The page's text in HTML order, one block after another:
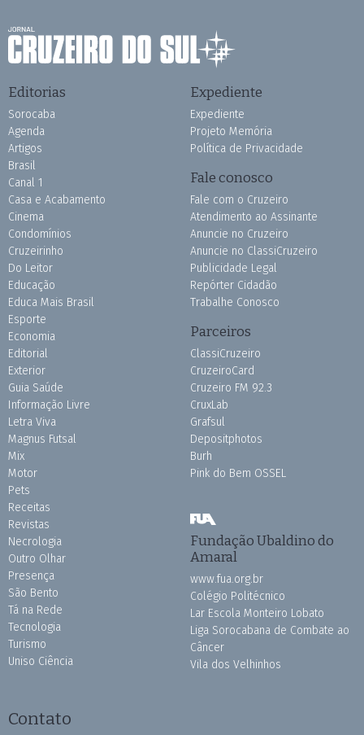
Editorias
Sorocaba
Agenda
Artigos
Brasil
Canal 1
Casa e Acabamento
Cinema
Condomínios
Cruzeirinho
Do Leitor
Educação
Educa Mais Brasil
Esporte
Economia
Editorial
Exterior
Guia Saúde
Informação Livre
Letra Viva
Magnus Futsal
Mix
Motor
Pets
Receitas
Revistas
Necrologia
Outro Olhar
Presença
São Bento
Tá na Rede
Tecnologia
Turismo
Uniso Ciência
Expediente
Expediente
Projeto Memória
Política de Privacidade
Fale conosco
Fale com o Cruzeiro
Atendimento ao Assinante
Anuncie no Cruzeiro
Anuncie no ClassiCruzeiro
Publicidade Legal
Repórter Cidadão
Trabalhe Conosco
Parceiros
ClassiCruzeiro
CruzeiroCard
Cruzeiro FM 92.3
CruxLab
Grafsul
Depositphotos
Burh
Pink do Bem OSSEL
Fundação Ubaldino do
Amaral
www.fua.org.br
Colégio Politécnico
Lar Escola Monteiro Lobato
Liga Sorocabana de Combate ao
Câncer
Vila dos Velhinhos
Contato